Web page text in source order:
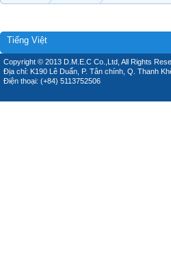
Tiếng Việt
Copyright © 2013 D.M.E.C Co.,Ltd, All Rights
Địa chỉ: K190 Lê Duẩn, P. Tân chính, Q. Thanh
Điện thoại: (+84) 5113752506